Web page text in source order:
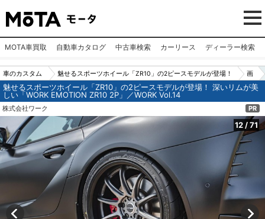
MOTA車買取 自動車カタログ 中古車検索 カーリース ディーラー検索
車のカスタム
パーツ（カー
用品）
魅せるスポーツホイール「ZR10」の2ピースモデルが登場！
深いリムが美しい「WORK EMOTION ZR10 2P」／WORK Vo
l.14
画
像
N
o.1
2
魅せるスポーツホイール「ZR10」の2ピースモデルが登場！ 深いリムが美
しい「WORK EMOTION ZR10 2P」／WORK Vol.14
株式会社ワーク PR
12/71